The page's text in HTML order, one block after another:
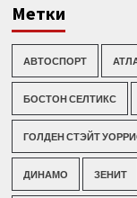
Метки
АВТОСПОРТ
БОСТОН СЕЛТИКС
ГОЛДЕН СТЭЙТ
ДИНАМО ЗЕНИТ